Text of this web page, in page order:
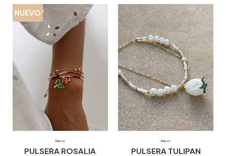
NUEVO
Nuevo
PULSERA ROSALIA
Nuevo
PULSERA TULIPAN